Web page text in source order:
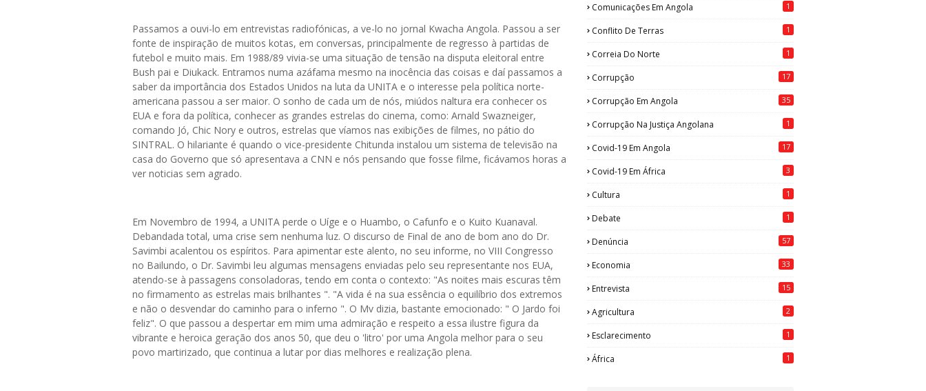
Passamos a ouvi-lo em entrevistas radiofónicas, a ve-lo no jornal Kwacha Angola. Passou a ser
fonte de inspiração de muitos kotas, em conversas, principalmente de regresso à partidas de
futebol e muito mais. Em 1988/89 vivia-se uma situação de tensão na disputa eleitoral entre
Bush pai e Diukack. Entramos numa azáfama mesmo na inocência das coisas e daí passamos a
saber da importância dos Estados Unidos na luta da UNITA e o interesse pela política norte-
americana passou a ser maior. O sonho de cada um de nós, miúdos naltura era conhecer os
EUA e fora da política, conhecer as grandes estrelas do cinema, como: Arnald Swazneiger,
comando Jó, Chic Nory e outros, estrelas que víamos nas exibições de filmes, no pátio do
SINTRAL. O hilariante é quando o vice-presidente Chitunda instalou um sistema de televisão na
casa do Governo que só apresentava a CNN e nós pensando que fosse filme, ficávamos horas a
ver noticias sem agrado.
Em Novembro de 1994, a UNITA perde o Uíge e o Huambo, o Cafunfo e o Kuito Kuanaval.
Debandada total, uma crise sem nenhuma luz. O discurso de Final de ano de bom ano do Dr.
Savimbi acalentou os espíritos. Para apimentar este alento, no seu informe, no VIII Congresso
no Bailundo, o Dr. Savimbi leu algumas mensagens enviadas pelo seu representante nos EUA,
atendo-se à passagens consoladoras, tendo em conta o contexto: "As noites mais escuras têm
no firmamento as estrelas mais brilhantes ". "A vida é na sua essência o equilíbrio dos extremos
e não o desvendar do caminho para o inferno ". O Mv dizia, bastante emocionado: " O Jardo foi
feliz". O que passou a despertar em mim uma admiração e respeito a essa ilustre figura da
vibrante e heroica geração dos anos 50, que deu o 'litro' por uma Angola melhor para o seu
povo martirizado, que continua a lutar por dias melhores e realização plena.
Comunicações Em Angola 1
Conflito De Terras 1
Correia Do Norte 1
Corrupção 17
Corrupção Em Angola 35
Corrupção Na Justiça Angolana 1
Covid-19 Em Angola 17
Covid-19 Em África 3
Cultura 1
Debate 1
Denúncia 57
Economia 33
Entrevista 15
Agricultura 2
Esclarecimento 1
África 1